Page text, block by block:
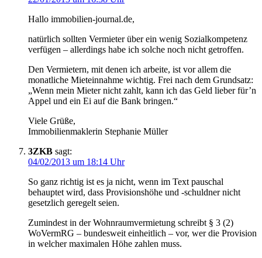
Hallo immobilien-journal.de,
natürlich sollten Vermieter über ein wenig Sozialkompetenz
verfügen – allerdings habe ich solche noch nicht getroffen.
Den Vermietern, mit denen ich arbeite, ist vor allem die
monatliche Mieteinnahme wichtig. Frei nach dem Grundsatz:
„Wenn mein Mieter nicht zahlt, kann ich das Geld lieber für’n
Appel und ein Ei auf die Bank bringen.“
Viele Grüße,
Immobilienmaklerin Stephanie Müller
3ZKB sagt:
04/02/2013 um 18:14 Uhr
So ganz richtig ist es ja nicht, wenn im Text pauschal
behauptet wird, dass Provisionshöhe und -schuldner nicht
gesetzlich geregelt seien.
Zumindest in der Wohnraumvermietung schreibt § 3 (2)
WoVermRG – bundesweit einheitlich – vor, wer die Provision
in welcher maximalen Höhe zahlen muss.